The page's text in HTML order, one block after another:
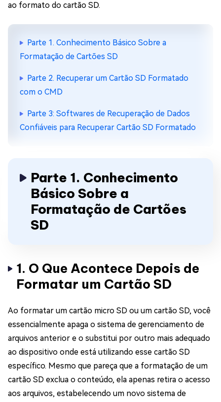
ao formato do cartão SD.
Parte 1. Conhecimento Básico Sobre a
Formatação de Cartões SD
Parte 2. Recuperar um Cartão SD Formatado
com o CMD
Parte 3: Softwares de Recuperação de Dados
Confiáveis para Recuperar Cartão SD Formatado
Parte 1. Conhecimento
Básico Sobre a
Formatação de Cartões
SD
1. O Que Acontece Depois de
Formatar um Cartão SD
Ao formatar um cartão micro SD ou um cartão SD, você
essencialmente apaga o sistema de gerenciamento de
arquivos anterior e o substitui por outro mais adequado
ao dispositivo onde está utilizando esse cartão SD
específico. Mesmo que pareça que a formatação de um
cartão SD exclua o conteúdo, ela apenas retira o acesso
aos arquivos, estabelecendo um novo sistema de